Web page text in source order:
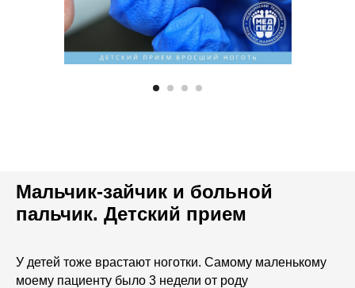
Мальчик-зайчик и больной
пальчик. Детский прием
У детей тоже врастают ноготки. Самому маленькому
моему пациенту было 3 недели от роду